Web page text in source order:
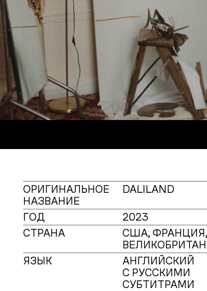
ОРИГИНАЛЬНОЕ
НАЗВАНИЕ
DALILAND
ГОД
2023
СТРАНА
США, ФРАНЦИЯ,
ЯЗЫК
АНГЛИЙСКИЙ
С РУССКИМИ
СУБТИТРАМИ